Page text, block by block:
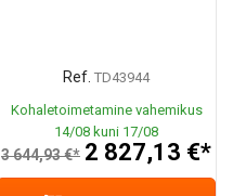
Ref. TD43944
Kohaletoimetamine vahemikus
14/08 kuni 17/08
3 644,93 €* 2 827,13 €*